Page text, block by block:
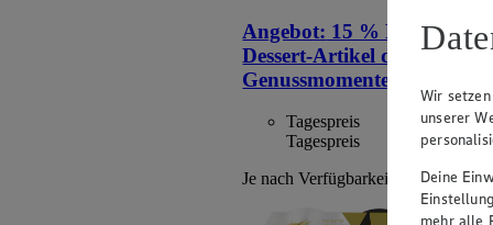
Angebot: 15 % Rabatt auf
Dessert-Artikel der Marke
Genussmomente.
Tagespreis
Tagespreis
Je nach Verfügbarkeit des Marktes.
Wir
unserer
Deine
mehr alle